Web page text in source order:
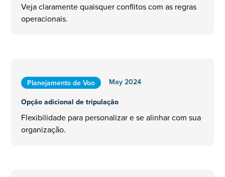
Veja claramente quaisquer conflitos com as regras
operacionais.
Planejamento de Voo
May 2024
Opção adicional de tripulação
Flexibilidade para personalizar e se alinhar com sua
organização.